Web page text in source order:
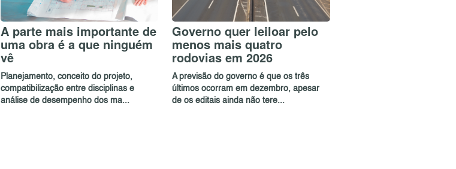
A parte mais importante de
uma obra é a que ninguém
vê
Planejamento, conceito do projeto,
compatibilização entre disciplinas e
análise de desempenho dos ma...
Governo quer leiloar pelo
menos mais quatro
rodovias em 2026
A previsão do governo é que os três
últimos ocorram em dezembro, apesar
de os editais ainda não tere...